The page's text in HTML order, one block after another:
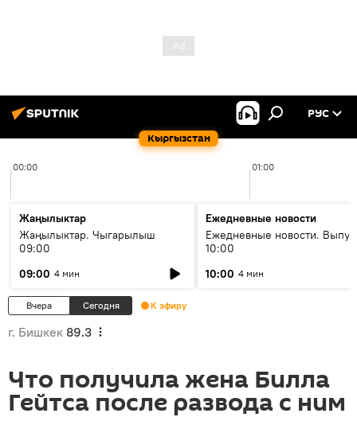
Кыргызстан
РУС
00:00 01:00
Жаңылыктар
Жаңылыктар. Чыгарылыш
09:00
09:00 4 мин
Ежедневные новости
Ежедневные новости.
10:00
10:00 4 мин
Вчера Сегодня К эфиру
г. Бишкек 89.3
Что получила жена Билла
Гейтса после развода с ним